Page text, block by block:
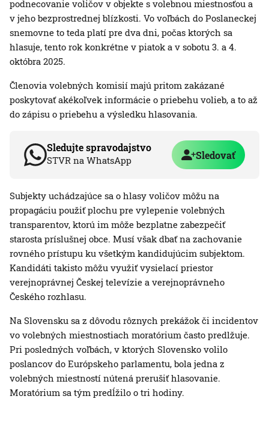
podnecovanie voličov v objekte s volebnou miestnosťou a
v jeho bezprostrednej blízkosti. Vo voľbách do Poslaneckej
snemovne to teda platí pre dva dni, počas ktorých sa
hlasuje, tento rok konkrétne v piatok a v sobotu 3. a 4.
októbra 2025.
Členovia volebných komisií majú pritom zakázané
poskytovať akékoľvek informácie o priebehu volieb, a to až
do zápisu o priebehu a výsledku hlasovania.
Sledujte spravodajstvo
STVR na WhatsApp Sledovať
Subjekty uchádzajúce sa o hlasy voličov môžu na
propagáciu použiť plochu pre vylepenie volebných
transparentov, ktorú im môže bezplatne zabezpečiť
starosta príslušnej obce. Musí však dbať na zachovanie
rovného prístupu ku všetkým kandidujúcim subjektom.
Kandidáti takisto môžu využiť vysielací priestor
verejnoprávnej Českej televízie a verejnoprávneho
Českého rozhlasu.
Na Slovensku sa z dôvodu rôznych prekážok či incidentov
vo volebných miestnostiach moratórium často predlžuje.
Pri posledných voľbách, v ktorých Slovensko volilo
poslancov do Európskeho parlamentu, bola jedna z
volebných miestností nútená prerušiť hlasovanie.
Moratórium sa tým predĺžilo o tri hodiny.